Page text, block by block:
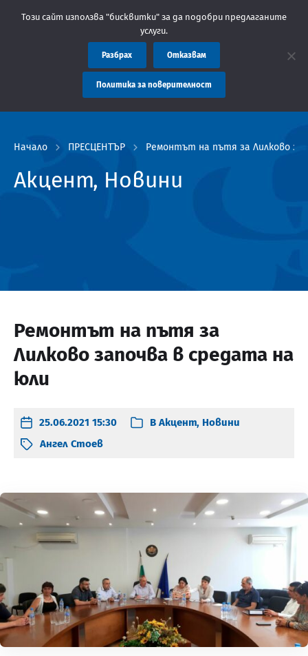
администрация Пловдив препоръчва заплащането на
Начало ПРЕСЦЕНТЪР Ремонтът на пътя за Лилково
Акцент, Новини
Ремонтът на пътя за
Лилково започва в средата на
юли
25.06.2021 15:30 В Акцент, Новини
Ангел Стоев
Този сайт използва "бисквитки" за да подобри предлаганите
услуги.
Разбрах Отказвам
Политика за поверителност